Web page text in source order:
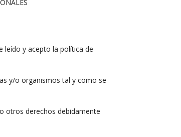
leído y acepto la política de
y/o organismos tal y como se
otros derechos debidamente